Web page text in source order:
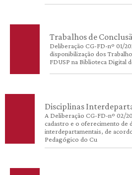
Trabalhos de
Deliberação CG-FD-nº 01/
disponibilização dos
FDUSP na Biblioteca Digital
Disciplinas
A Deliberação CG-FD-nº 02/
cadastro e o oferecimento de
interdepartamentais, de
Pedagógico do Cu